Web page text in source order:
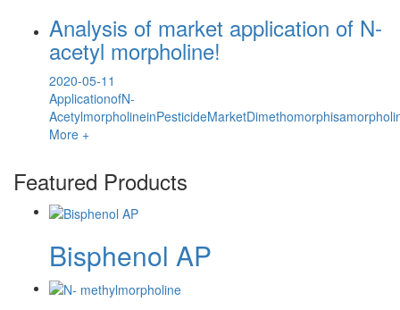
Analysis of market application of N-
acetyl morpholine!
2020-05-11
ApplicationofN-
More +
Featured Products
Bisphenol AP